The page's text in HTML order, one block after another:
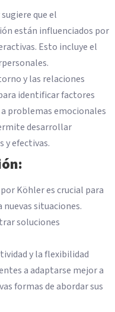
que el
están influenciados por
Esto incluye el
y las relaciones
identificar factores
problemas emocionales
desarrollar
y efectivas.
Köhler es crucial para
situaciones.
soluciones
y la flexibilidad
a adaptarse mejor a
formas de abordar sus